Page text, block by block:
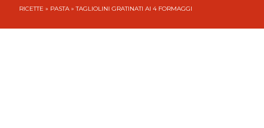
RICETTE » PASTA » TAGLIOLINI GRATINATI AI 4 FORMAGGI